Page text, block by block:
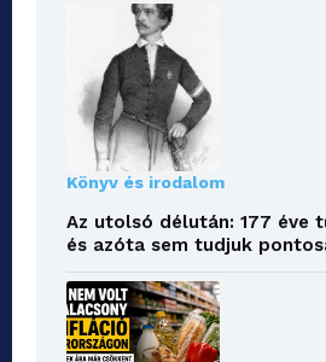
Könyv és irodalom
Az utolsó délután: 177 éve
és azóta sem tudjuk